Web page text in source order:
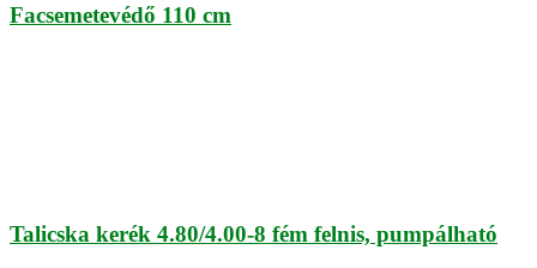
Facsemetevédő 110 cm
Talicska kerék 4.80/4.00-8 fém felnis, pumpálható